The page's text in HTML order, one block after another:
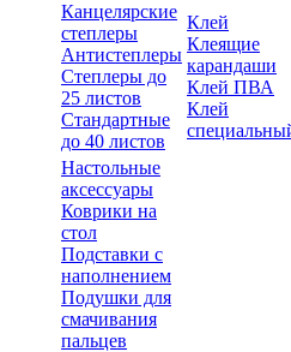
Канцелярские
степлеры
Антистеплеры
Степлеры до
25 листов
Стандартные
до 40 листов
Клей
Клеящие
карандаши
Клей ПВА
Клей
Настольные
аксессуары
Коврики на
стол
Подставки с
наполнением
Подушки для
смачивания
пальцев